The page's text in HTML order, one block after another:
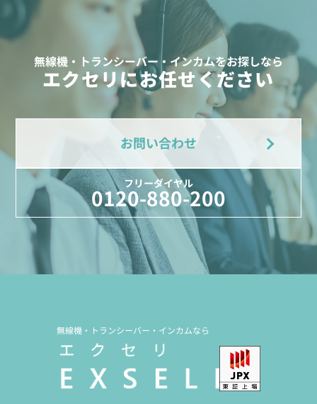
無線機・トランシーバー・インカムをお探しなら
エクセリにお任せください
お問い合わせ
フリーダイヤル
0120-880-200
無線機・トランシーバー・インカムなら